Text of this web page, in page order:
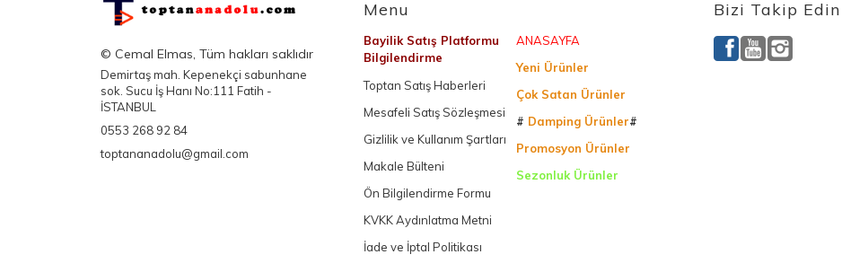
© Cemal Elmas, Tüm hakları saklıdır
Demirtaş mah. Kepenekçi sabunhane
sok. Sucu İş Hanı No:111 Fatih -
İSTANBUL
0553 268 92 84
toptananadolu@gmail.com
Menu
Bayilik Satış Platformu
Bilgilendirme
Toptan Satış Haberleri
Mesafeli Satış Sözleşmesi
Gizlilik ve Kullanım Şartları
Makale Bülteni
Ön Bilgilendirme Formu
KVKK Aydınlatma Metni
İade ve İptal Politikası
ANASAYFA
Yeni Ürünler
Çok Satan Ürünler
# Damping Ürünler#
Promosyon Ürünler
Sezonluk Ürünler
Bizi Takip Edin